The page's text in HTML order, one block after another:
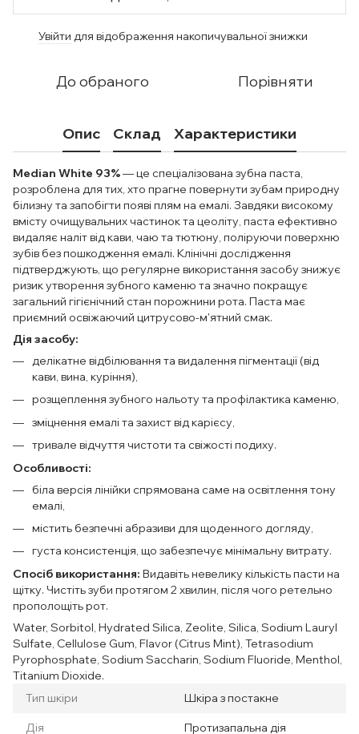
Увійти для відображення накопичувальної знижки
До обраного Порівняти
Опис Склад Характеристики
Median White 93%— це спеціалізована зубна паста,
розроблена для тих, хто прагне повернути зубам природну
білизну та запобігти появі плям на емалі. Завдяки високому
вмісту очищувальних частинок та цеоліту, паста ефективно
видаляє наліт від кави, чаю та тютюну, поліруючи поверхню
зубів без пошкодження емалі. Клінічні дослідження
підтверджують, що регулярне використання засобу знижує
ризик утворення зубного каменю та значно покращує
загальний гігієнічний стан порожнини рота. Паста має
приємний освіжаючий цитрусово-м'ятний смак.
Дія засобу:
делікатне відбілювання та видалення пігментації (від
кави, вина, куріння),
розщеплення зубного нальоту та профілактика каменю,
зміцнення емалі та захист від карієсу,
тривале відчуття чистоти та свіжості подиху.
Особливості:
біла версія лінійки спрямована саме на освітлення тону
емалі,
містить безпечні абразиви для щоденного догляду,
густа консистенція, що забезпечує мінімальну витрату.
Спосіб використання: Видавіть невелику кількість пасти на
щітку. Чистіть зуби протягом 2 хвилин, після чого ретельно
прополощіть рот.
Water, Sorbitol, Hydrated Silica, Zeolite, Silica, Sodium Lauryl
Sulfate, Cellulose Gum, Flavor (Citrus Mint), Tetrasodium
Pyrophosphate, Sodium Saccharin, Sodium Fluoride, Menthol,
Titanium Dioxide.
Тип шкіри
Шкіра з постакне
Дія Протизапальна дія